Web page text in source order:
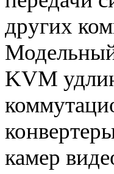
других
KVМ
камер